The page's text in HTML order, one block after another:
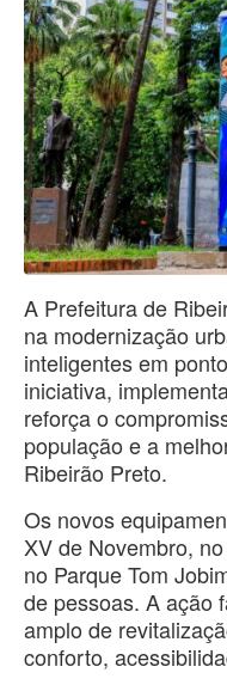
A Prefeitura de
na modernização
inteligentes em
iniciativa,
reforça o
população e a
Ribeirão Preto.
Os novos
XV de Novembro,
no Parque Tom
de pessoas. A ação
amplo de
conforto,